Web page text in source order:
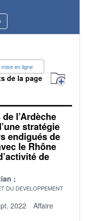
en ligne
de la page
l’Ardèche
stratégie
endigués de
le Rhône
de
DU DEVELOPPEMENT
2022
Affaire